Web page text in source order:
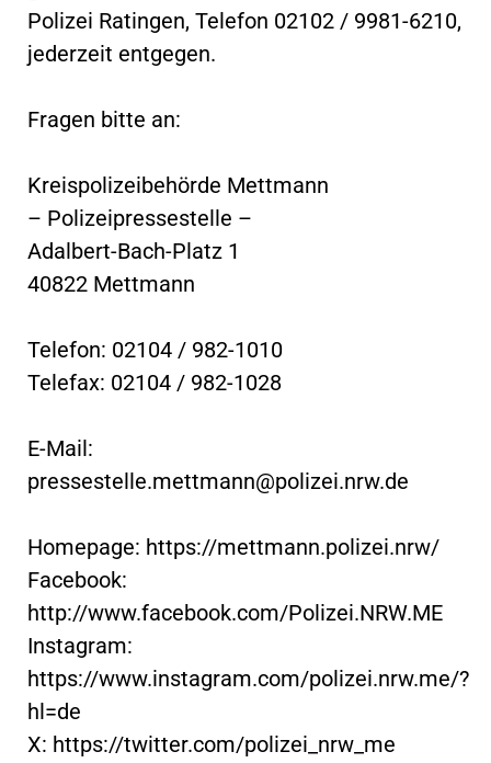
Polizei Ratingen, Telefon 02102 / 9981-6210,
jederzeit entgegen.
Fragen bitte an:
Kreispolizeibehörde Mettmann
– Polizeipressestelle –
Adalbert-Bach-Platz 1
40822 Mettmann
Telefon: 02104 / 982-1010
Telefax: 02104 / 982-1028
E-Mail:
pressestelle.mettmann@polizei.nrw.de
Homepage: https://mettmann.polizei.nrw/
Facebook:
http://www.facebook.com/Polizei.NRW.ME
Instagram:
https://www.instagram.com/polizei.nrw.me/?
hl=de
X: https://twitter.com/polizei_nrw_me